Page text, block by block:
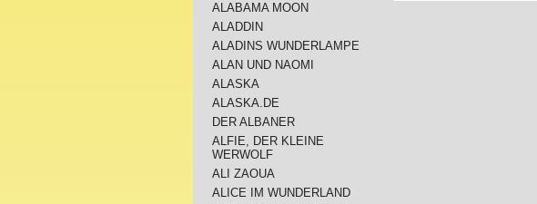
ALABAMA MOON
ALADDIN
ALADINS WUNDERLAMPE
ALAN UND NAOMI
ALASKA
ALASKA.DE
DER ALBANER
ALFIE, DER KLEINE
WERWOLF
ALI ZAOUA
ALICE IM WUNDERLAND